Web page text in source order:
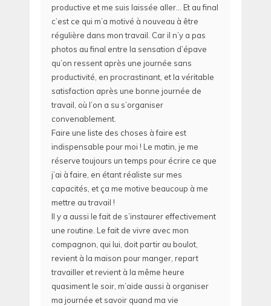
productive et me suis laissée aller… Et au final
c’est ce qui m’a motivé à nouveau à être
régulière dans mon travail. Car il n’y a pas
photos au final entre la sensation d’épave
qu’on ressent après une journée sans
productivité, en procrastinant, et la véritable
satisfaction après une bonne journée de
travail, où l’on a su s’organiser
convenablement.
Faire une liste des choses à faire est
indispensable pour moi ! Le matin, je me
réserve toujours un temps pour écrire ce que
j’ai à faire, en étant réaliste sur mes
capacités, et ça me motive beaucoup à me
mettre au travail !
Il y a aussi le fait de s’instaurer effectivement
une routine. Le fait de vivre avec mon
compagnon, qui lui, doit partir au boulot,
revient à la maison pour manger, repart
travailler et revient à la même heure
quasiment le soir, m’aide aussi à organiser
ma journée et savoir quand ma vie